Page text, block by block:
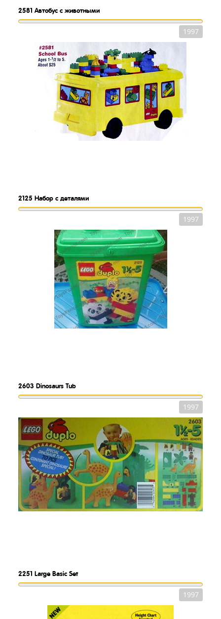
2581 Автобус с животными
1997
2125 Набор с деталями
1997
2603 Dinosaurs Tub
1997
2251 Large Basic Set
1997